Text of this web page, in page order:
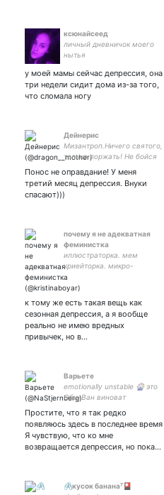
ксюнайсеед
личный дневничок моего
нытья
у моей мамы сейчас депрессия, она
три недели сидит дома из-за того,
что сломала ногу
Дейнерис
Мизантроп.Ничего святого,
только поржать! Не бойся
свои.
Понос не оправдание! У меня
третий месяц депрессия. Внуки
спасают)))
почему я не адекватная
феминистка
иллюстраторка. мем
криейторка. микро-
активистка. высшая школа
дизайна вшэ. она/ее.
к тому же есть такая вещь как
сезонная депрессия, а я вообще
реально не имею вредных
привычек, но в…
Варьете
emotionally unstable 🎡 это
Оби-Ван виноват
Простите, что я так редко
появляюсь здесь в последнее время
Я чувствую, что ко мне
возвращается депрессия, но пока…
🖇️кусок банана⁷🎴